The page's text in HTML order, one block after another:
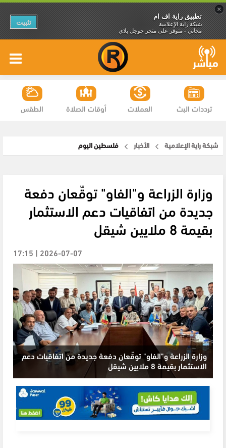
×
تطبيق راية اف ام
شبكة راية الإعلامية
مجاني - متوفر على متجر جوجل بلاي
تثبيت
الطقس أوقات الصلاة العملات ترددات البث
شبكة راية الإعلامية الأخبار فلسطين اليوم
وزارة الزراعة و"الفاو" توقّعان دفعة
جديدة من اتفاقيات دعم الاستثمار
بقيمة 8 ملايين شيقل
2026-07-07 | 17:15
وزارة الزراعة و"الفاو" توقّعان دفعة جديدة من اتفاقيات دعم
الاستثمار بقيمة 8 ملايين شيقل